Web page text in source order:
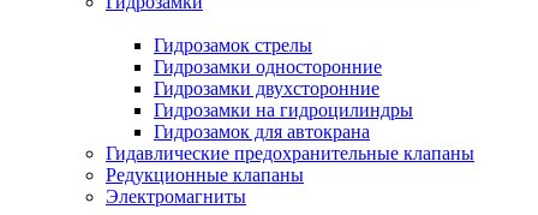
Гидрозамок стрелы
Гидрозамки односторонние
Гидрозамки двухсторонние
Гидрозамки на гидроцилиндры
Гидрозамок для автокрана
Гидавлические предохранительные клапаны
Редукционные клапаны
Электромагниты